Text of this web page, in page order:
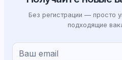
Без регистрации — просто
подходящие